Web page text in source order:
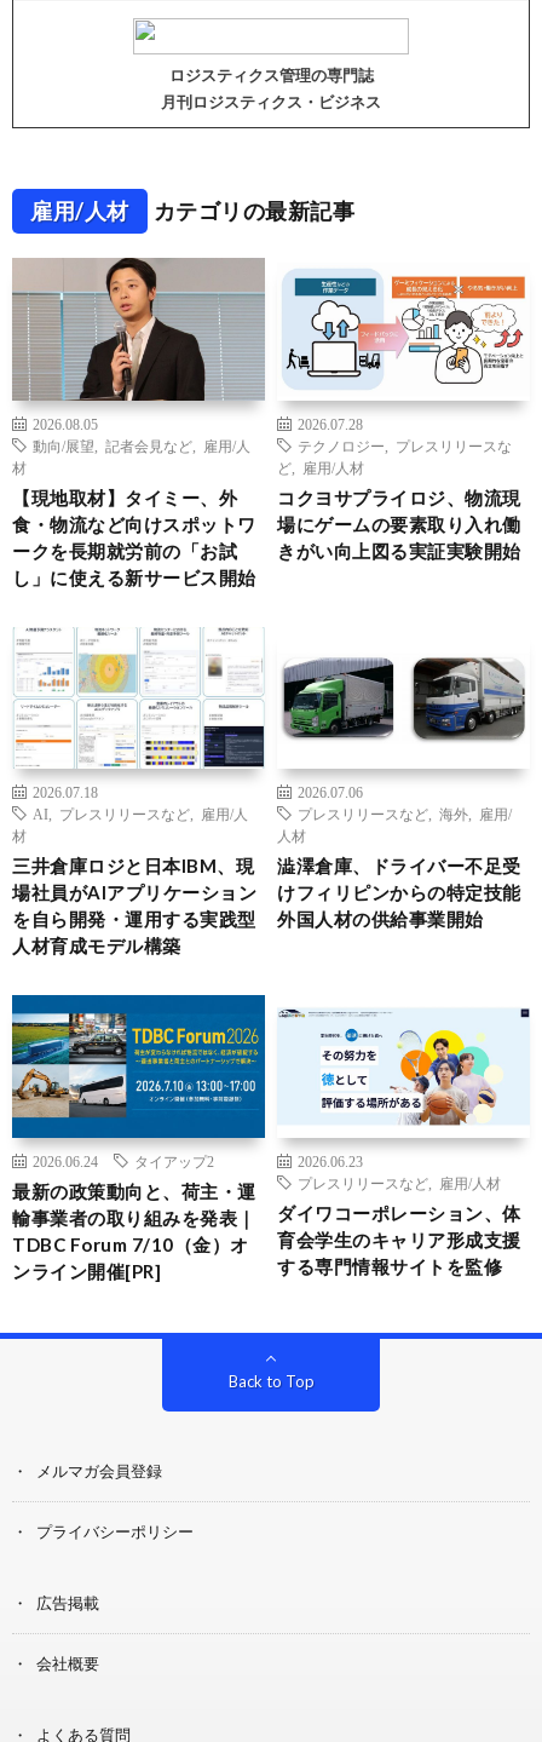
ロジスティクス管理の専門誌
月刊ロジスティクス・ビジネス
雇用/人材 カテゴリの最新記事
2026.08.05
動向/展望
記者会見など
雇用/人
材
【現地取材】タイミー、外
食・物流など向けスポットワ
ークを長期就労前の「お試
し」に使える新サービス開始
2026.07.28
テクノロジー
プレスリリースな
ど
雇用/人材
コクヨサプライロジ、物流現
場にゲームの要素取り入れ働
きがい向上図る実証実験開始
2026.07.18
AI
プレスリリースなど
雇用/人
材
三井倉庫ロジと日本IBM、現
場社員がAIアプリケーション
を自ら開発・運用する実践型
人材育成モデル構築
2026.07.06
プレスリリースなど
海外
雇用/
人材
澁澤倉庫、ドライバー不足受
けフィリピンからの特定技能
外国人材の供給事業開始
2026.06.24 タイアップ2
最新の政策動向と、荷主・運
輸事業者の取り組みを発表｜
TDBC Forum 7/10（金）オ
ンライン開催[PR]
2026.06.23
プレスリリースなど
雇用/人材
ダイワコーポレーション、体
育会学生のキャリア形成支援
する専門情報サイトを監修
Back to Top
メルマガ会員登録
プライバシーポリシー
広告掲載
会社概要
よくある質問